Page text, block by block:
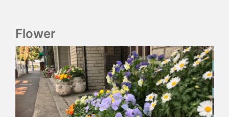
Flower